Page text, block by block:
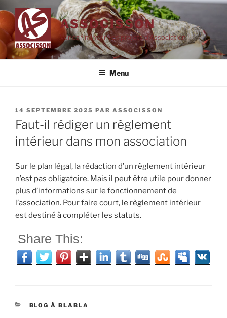
Aller
au
contenu
principal
ASSOCISSON
Venez financer vos projets d'Association !
Menu
PUBLIÉ
LE
14 SEPTEMBRE 2025 PAR ASSOCISSON
Faut-il rédiger un règlement
intérieur dans mon association
Sur le plan légal, la rédaction d’un règlement intérieur
n’est pas obligatoire. Mais il peut être utile pour donner
plus d’informations sur le fonctionnement de
l’association. Pour faire court, le règlement intérieur
est destiné à compléter les statuts.
Share This:
CATÉGORIES
BLOG À BLABLA